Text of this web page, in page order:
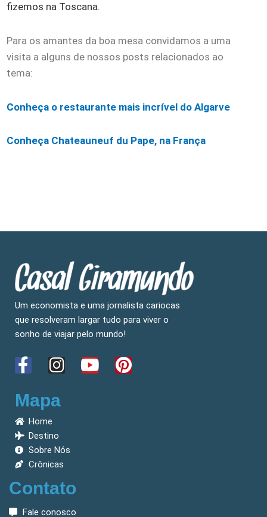
fizemos na Toscana.
Para os amantes da boa mesa convidamos a uma
visita a alguns de nossos posts relacionados ao
tema:
Conheça o restaurante mais incrível do Algarve
Conheça Chateauneuf du Pape, na França
Um economista e uma jornalista cariocas
que resolveram largar tudo para viver o
sonho de viajar pelo mundo!
F
c
e
b
o
o
k
-
I
s
a
g
r
a
m
Y
P
Mapa
Home
Destino
Sobre Nós
Crônicas
Contato
Fale conosco